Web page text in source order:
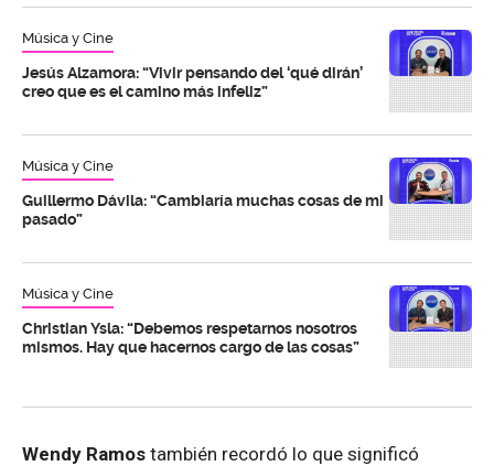
Música y Cine
Jesús Alzamora: “Vivir pensando del ‘qué dirán’
creo que es el camino más infeliz”
Música y Cine
Guillermo Dávila: “Cambiaría muchas cosas de mi
pasado”
Música y Cine
Christian Ysla: “Debemos respetarnos nosotros
mismos. Hay que hacernos cargo de las cosas”
Wendy Ramos también recordó lo que significó